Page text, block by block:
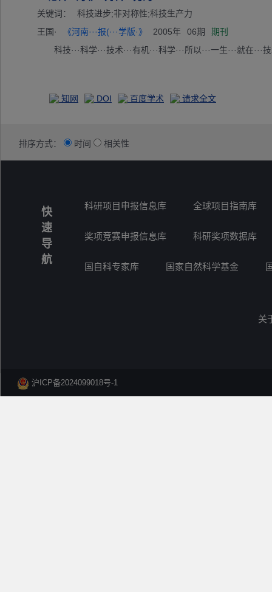
关键词：
科技进步;非对称性;科技生产力
王国·
《河南···报(···学版·》 2005年 06期
期刊
科技···科学···技术···有机···科学···所以···一生···就在···
知网 DOI 百度学术 请求全文
排序方式： 时间 相关性
快
速
导
航
科研项目申报信息库 全球项目指南库
奖项竞赛申报信息库 科研奖项数据库
国自科专家库 国家自然科学基金
关
沪ICP备2024099018号-1